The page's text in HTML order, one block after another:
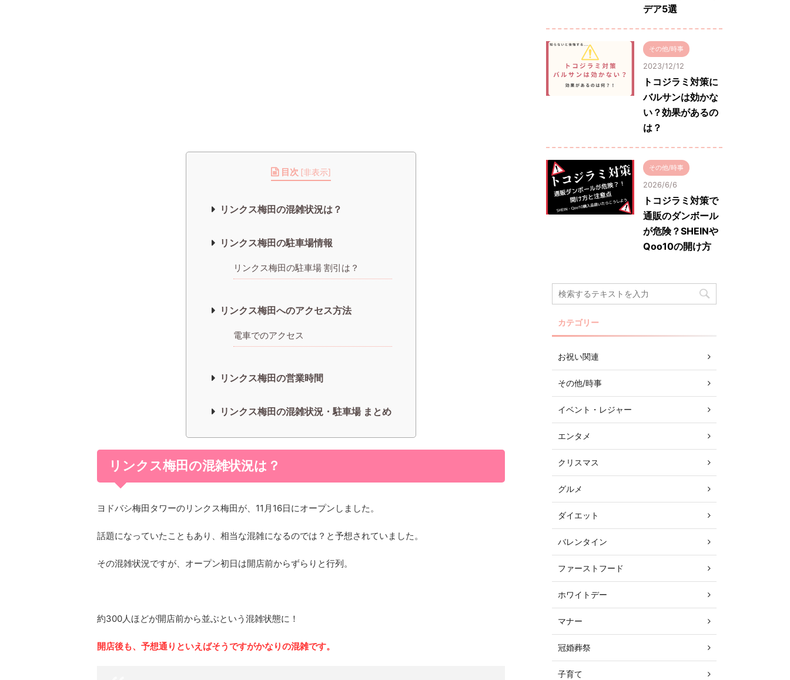
目次 [非表示]
リンクス梅田の混雑状況は？
リンクス梅田の駐車場情報
リンクス梅田の駐車場 割引は？
リンクス梅田へのアクセス方法
電車でのアクセス
リンクス梅田の営業時間
リンクス梅田の混雑状況・駐車場 まとめ
リンクス梅田の混雑状況は？
ヨドバシ梅田タワーのリンクス梅田が、11月16日にオープンしました。
話題になっていたこともあり、相当な混雑になるのでは？と予想されていました。
その混雑状況ですが、オープン初日は開店前からずらりと行列。
約300人ほどが開店前から並ぶという混雑状態に！
開店後も、予想通りといえばそうですがかなりの混雑です。
デア5選
その他/時事
2023/12/12
トコジラミ対策に
バルサンは効かな
い？効果があるの
は？
その他/時事
2026/6/6
トコジラミ対策で
通販のダンボール
が危険？SHEINや
Qoo10の開け方
カテゴリー
お祝い関連
その他/時事
イベント・レジャー
エンタメ
クリスマス
グルメ
ダイエット
バレンタイン
ファーストフード
ホワイトデー
マナー
冠婚葬祭
子育て